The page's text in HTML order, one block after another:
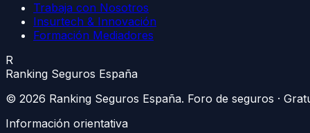
Trabaja con Nosotros
Insurtech & Innovación
Formación Mediadores
R
Ranking Seguros España
© 2026 Ranking Seguros España. Foro de seguros ·
Información orientativa